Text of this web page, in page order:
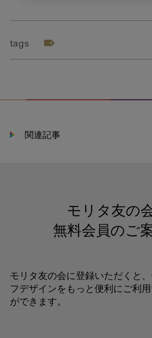
a3c52118cce2
tags
関連記事
モリタ友の
無料会員のご
モリタ友の会に登録いただくと、
フデザインをもっと便利にご利
ができます。